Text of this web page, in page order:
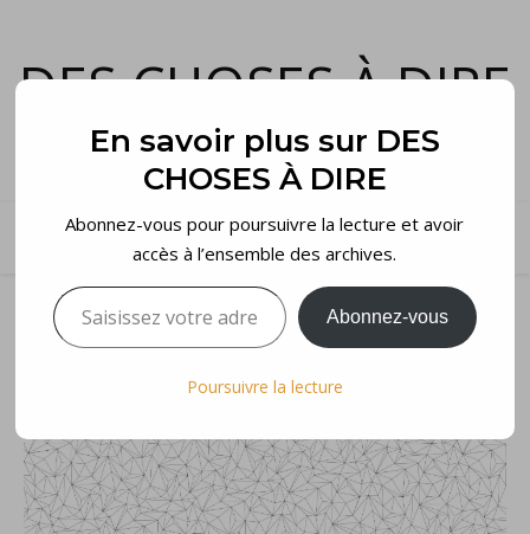
DES CHOSES À DIRE
et voilà…
En savoir plus sur DES
CHOSES À DIRE
Abonnez-vous pour poursuivre la lecture et avoir
accès à l’ensemble des archives.
Saisissez votre adresse e-mail…
Abonnez-vous
Poursuivre la lecture